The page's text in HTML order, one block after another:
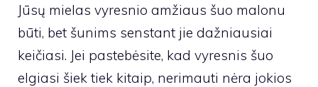
Jūsų mielas vyresnio amžiaus šuo malonu
būti, bet šunims senstant jie dažniausiai
keičiasi. Jei pastebėsite, kad vyresnis šuo
elgiasi šiek tiek kitaip, nerimauti nėra jokios